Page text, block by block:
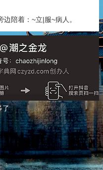
陪着：~立|服~病人。
了